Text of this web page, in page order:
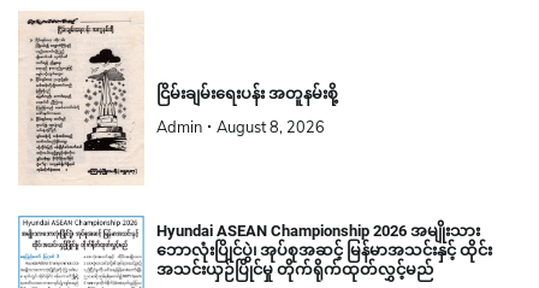
ငြိမ်းချမ်းရေးပန်း အတူနမ်းစို့
Admin August 8, 2026
Hyundai ASEAN Championship 2026 အမျိုးသား
ဘောလုံးပြိုင်ပွဲ၊ အုပ်စုအဆင့် မြန်မာအသင်းနှင့် ထိုင်း
အသင်းယှဉ်ပြိုင်မှု တိုက်ရိုက်ထုတ်လွှင့်မည်